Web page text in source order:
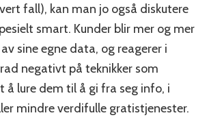
fall), kan man jo også diskutere
smart. Kunder blir mer og mer
sine egne data, og reagerer i
negativt på teknikker som
å lure dem til å gi fra seg info, i
mindre verdifulle gratistjenester.